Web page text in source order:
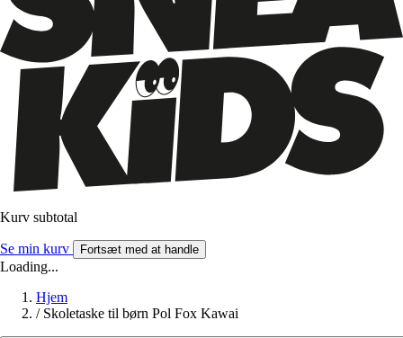
Kurv subtotal
Se min kurv Fortsæt med at handle
Loading...
Hjem
/ Skoletaske til børn Pol Fox Kawai